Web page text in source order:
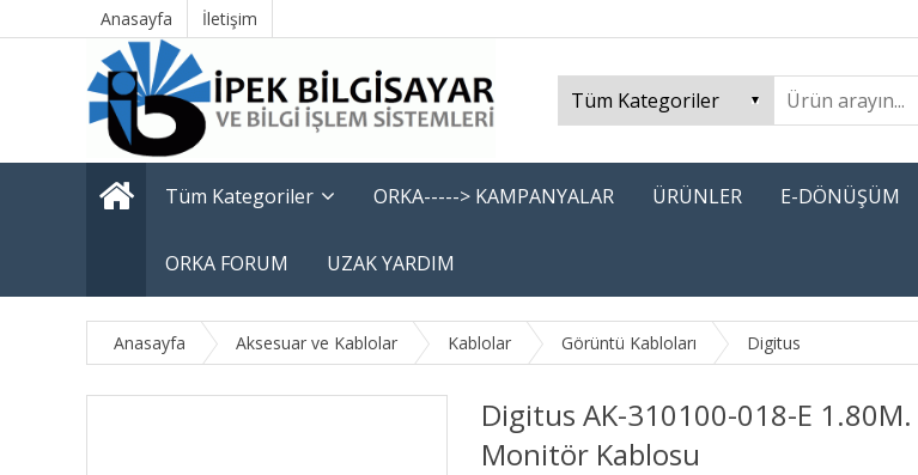
Anasayfa İletişim
Tüm Kategoriler ORKA-----> KAMPANYALAR ÜRÜNLER E-DÖNÜŞÜM
ORKA FORUM UZAK YARDIM
Anasayfa Aksesuar ve Kablolar Kablolar Görüntü Kabloları Digitus
Digitus AK-310100-018-E 1.80M.
Monitör Kablosu